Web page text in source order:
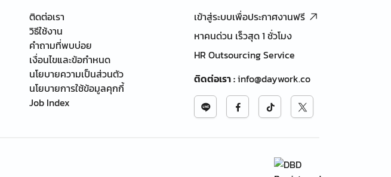
ติดต่อเรา
วิธีใช้งาน
คำถามที่พบบ่อย
เงื่อนไขและข้อกำหนด
นโยบายความเป็นส่วนตัว
นโยบายการใช้ข้อมูลคุกกี้
Job Index
เข้าสู่ระบบเพื่อประกาศงานฟรี
หาคนด่วน เร็วสุด 1 ชั่วโมง
HR Outsourcing Service
ติดต่อเรา:info@daywork.co